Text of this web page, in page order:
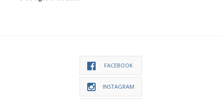
FACEBOOK
INSTAGRAM